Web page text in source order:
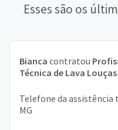
Esses são os
Bianca contratou
Técnica de Lava Louças
Telefone da assistência
MG